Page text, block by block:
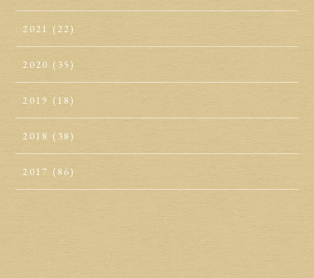
2021 (22)
2020 (35)
2019 (18)
2018 (38)
2017 (86)